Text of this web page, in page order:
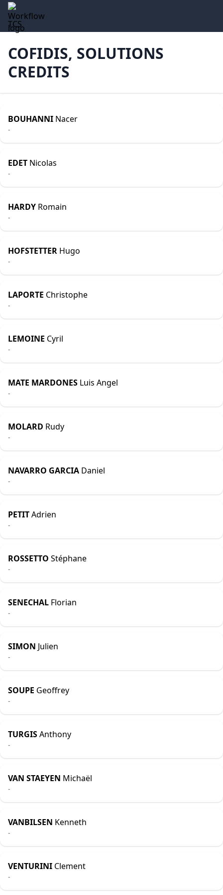
TCS
COFIDIS, SOLUTIONS
CREDITS
BOUHANNI Nacer
-
EDET Nicolas
-
HARDY Romain
-
HOFSTETTER Hugo
-
LAPORTE Christophe
-
LEMOINE Cyril
-
MATE MARDONES Luis Angel
-
MOLARD Rudy
-
NAVARRO GARCIA Daniel
-
PETITAdrien
-
ROSSETTO Stéphane
-
SENECHAL Florian
-
SIMON Julien
-
SOUPE Geoffrey
-
TURGISAnthony
-
VAN STAEYEN Michaël
-
VANBILSEN Kenneth
-
VENTURINI Clement
-